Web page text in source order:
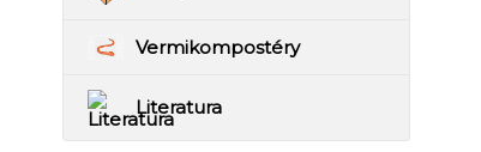
Vermikompostéry
Literatura